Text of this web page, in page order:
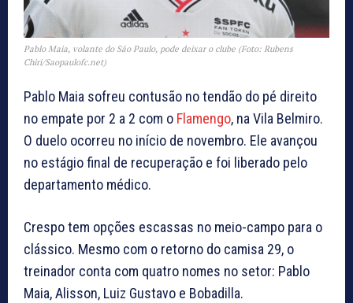
Pablo Maia, volante do São Paulo, pode deixar o clube (Foto: Rubens
Chiri/Saopaulofc.net)
Pablo Maia sofreu contusão no tendão do pé direito
no empate por 2 a 2 com o Flamengo, na Vila Belmiro.
O duelo ocorreu no início de novembro. Ele avançou
no estágio final de recuperação e foi liberado pelo
departamento médico.
Crespo tem opções escassas no meio-campo para o
clássico. Mesmo com o retorno do camisa 29, o
treinador conta com quatro nomes no setor: Pablo
Maia, Alisson, Luiz Gustavo e Bobadilla.